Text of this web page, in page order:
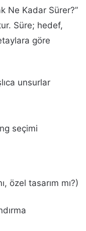
Ne Kadar Sürer?”
Süre; hedef,
göre
unsurlar
seçimi
özel tasarım mı?)